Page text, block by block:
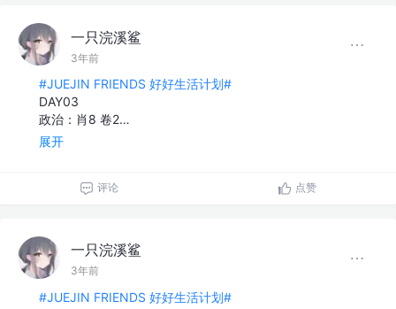
一只浣溪鲨
3年前
#JUEJIN FRIENDS 好好生活计划#
DAY03
政治：肖8 卷2…
展开
评论 点赞
一只浣溪鲨
3年前
#JUEJIN FRIENDS 好好生活计划#